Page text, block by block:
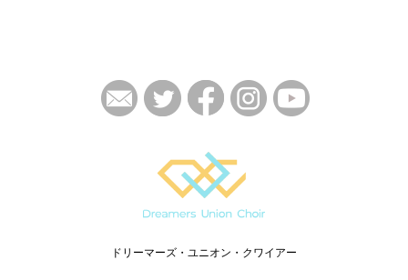
ドリーマーズ・ユニオン・クワイアー